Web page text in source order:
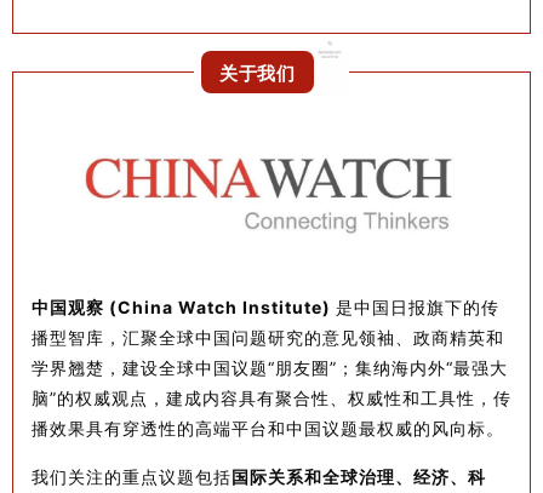
关于我们
中国观察 (China Watch Institute) 是中国日报旗下的传
播型智库，汇聚全球中国问题研究的意见领袖、政商精英和
学界翘楚，建设全球中国议题“朋友圈”；集纳海内外“最强大
脑”的权威观点，建成内容具有聚合性、权威性和工具性，传
播效果具有穿透性的高端平台和中国议题最权威的风向标。
我们关注的重点议题包括国际关系和全球治理、经济、 科